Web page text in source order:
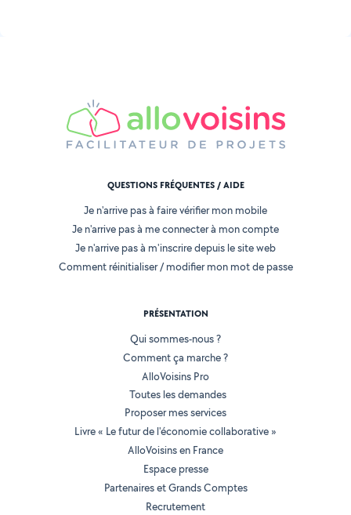
QUESTIONS FRÉQUENTES / AIDE
Je n'arrive pas à faire vérifier mon mobile
Je n'arrive pas à me connecter à mon compte
Je n'arrive pas à m'inscrire depuis le site web
Comment réinitialiser / modifier mon mot de passe
PRÉSENTATION
Qui sommes-nous ?
Comment ça marche ?
AlloVoisins Pro
Toutes les demandes
Proposer mes services
Livre « Le futur de l'économie collaborative »
AlloVoisins en France
Espace presse
Partenaires et Grands Comptes
Recrutement